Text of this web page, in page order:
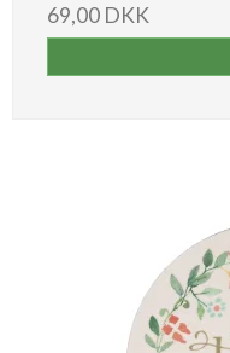
69,00 DKK